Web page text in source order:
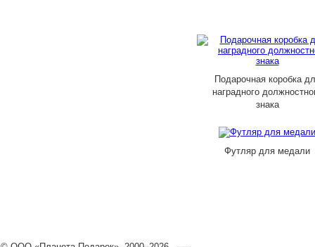
Подарочная коробка
наградного
знака
Футляр для медали